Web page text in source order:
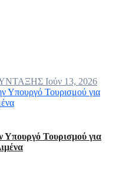
Ιούν 13, 2026
Τουρισμού για